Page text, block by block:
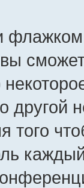
другой
того